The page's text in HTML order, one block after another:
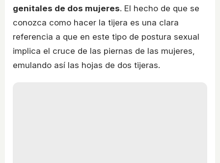
genitales de dos mujeres. El hecho de que se
conozca como hacer la tijera es una clara
referencia a que en este tipo de postura sexual
implica el cruce de las piernas de las mujeres,
emulando así las hojas de dos tijeras.